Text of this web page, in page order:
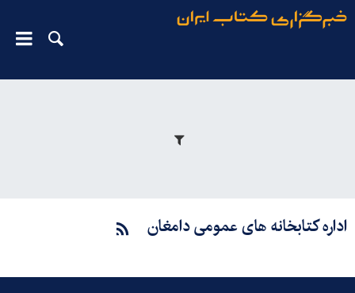
اداره کتابخانه های عمومی دامغان